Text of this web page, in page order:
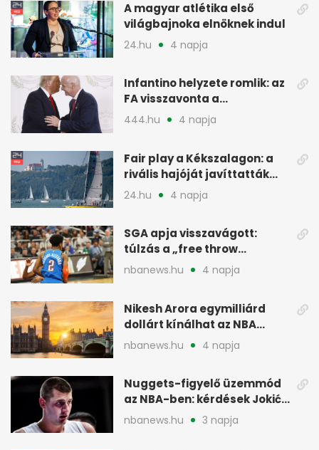
A magyar atlétika első
világbajnoka elnöknek indul
24.hu 4 napja
Infantino helyzete romlik: az
FA visszavonta a
támogatását, jöhet a
444.hu 4 napja
Fair play a Kékszalagon: a
rivális hajóját javíttatták
meg
24.hu 4 napja
SGA apja visszavágott:
túlzás a „free throw
merchant” címke?
nbanews.hu 4 napja
Nikesh Arora egymilliárd
dollárt kínálhat az NBA
Europe londoni csapatáért
nbanews.hu 4 napja
Nuggets-figyelő üzemmód
az NBA-ben: kérdések Jokić
jövőjéről
nbanews.hu 3 napja